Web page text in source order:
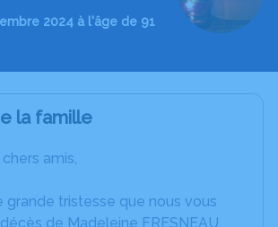
2024 à l'âge de 91
la famille
amis,
grande tristesse que nous vous
de Madeleine FRESNEAU